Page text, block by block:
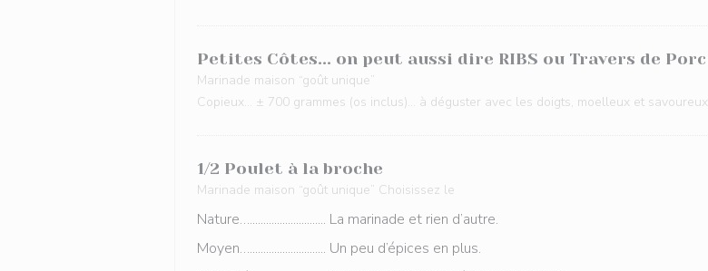
Petites Côtes... on peut aussi dire RIBS ou Travers de Porc
Marinade maison “goût unique”
Copieux... ± 700 grammes (os inclus)... à déguster avec les doigts, moelleux et savoureux
1/2 Poulet à la broche
Marinade maison “goût unique” Choisissez le
Nature…............................ La marinade et rien d’autre.
Moyen…............................ Un peu d’épices en plus.